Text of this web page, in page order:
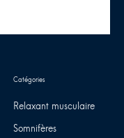
Relaxant musculaire
Somnifères